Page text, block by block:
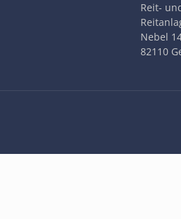
Reit-
Nebel
82110